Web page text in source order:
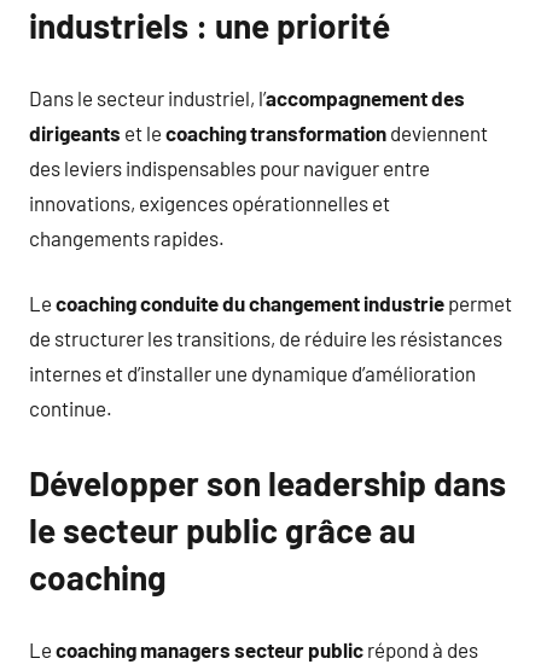
industriels : une priorité
Dans le secteur industriel, l’accompagnement des
dirigeants et le coaching transformation deviennent
des leviers indispensables pour naviguer entre
innovations, exigences opérationnelles et
changements rapides.
Le coaching conduite du changement industrie permet
de structurer les transitions, de réduire les résistances
internes et d’installer une dynamique d’amélioration
continue.
Développer son leadership dans
le secteur public grâce au
coaching
Le coaching managers secteur public répond à des